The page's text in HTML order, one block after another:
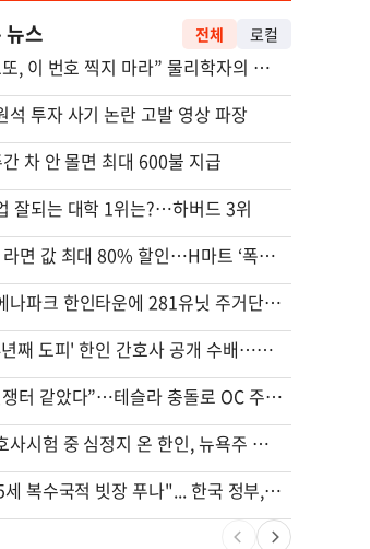
뉴스 전체 로컬
“로또, 이 번호 찍지 마라” 물리학자의 당첨금 높이는 비밀
석 투자 사기 논란 고발 영상 파장
차 안 몰면 최대 600불 지급
잘되는 대학 1위는?…하버드 3위
쌀·라면 값 최대 80% 할인…H마트 ‘폭탄 세일’
부에나파크 한인타운에 281유닛 주거단지 들어선다
'14년째 도피' 한인 간호사 공개 수배…메디케어 사기 유죄
“전쟁터 같았다”…테슬라 충돌로 OC 주택 4채 파손
변호사시험 중 심정지 온 한인, 뉴욕주 제소
"65세 복수국적 빗장 푸나"... 한국 정부, 연령 완화 전면 추진